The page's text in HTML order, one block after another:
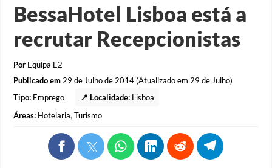
BessaHotel Lisboa está a
recrutar Recepcionistas
Por Equipa E2
Publicado em 29 de Julho de 2014 (Atualizado em 29 de Julho)
Tipo: Emprego 📍 Localidade: Lisboa
Áreas: Hotelaria,Turismo